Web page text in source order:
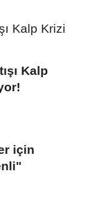
Kalp
için